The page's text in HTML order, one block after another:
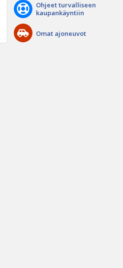
Ohjeet turvalliseen
kaupankäyntiin
Omat ajoneuvot